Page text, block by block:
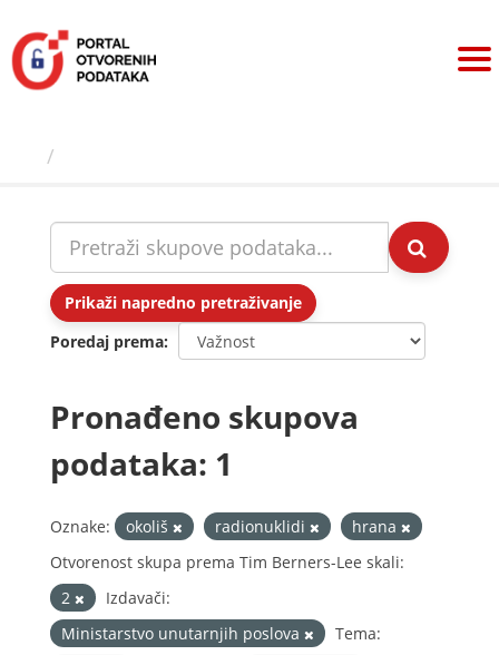
sadržaj
Prikaži napredno pretraživanje
Poredaj prema
Pronađeno skupova
podataka: 1
Oznake: okoliš radionuklidi
hrana
Otvorenost skupa prema Tim Berners-Lee skali:
2
Izdavači:
Ministarstvo unutarnjih poslova
Tema: